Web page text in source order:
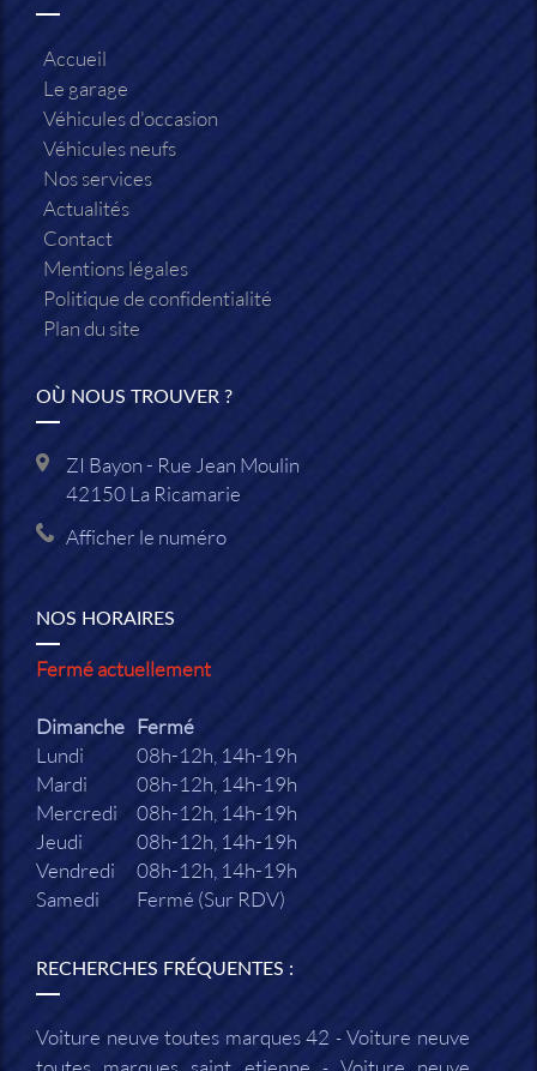
Accueil
Le garage
Véhicules d'occasion
Véhicules neufs
Nos services
Actualités
Contact
Mentions légales
Politique de confidentialité
Plan du site
OÙ NOUS TROUVER ?
ZI Bayon - Rue Jean Moulin
42150La Ricamarie
Afficher le numéro
NOS HORAIRES
Fermé actuellement
Dimanche Fermé
Lundi
08h-12h, 14h-19h
Mardi
08h-12h, 14h-19h
Mercredi
08h-12h, 14h-19h
Jeudi
08h-12h, 14h-19h
Vendredi
08h-12h, 14h-19h
Samedi
Fermé (Sur RDV)
RECHERCHES FRÉQUENTES :
Voiture neuve toutes marques 42
Voiture neuve